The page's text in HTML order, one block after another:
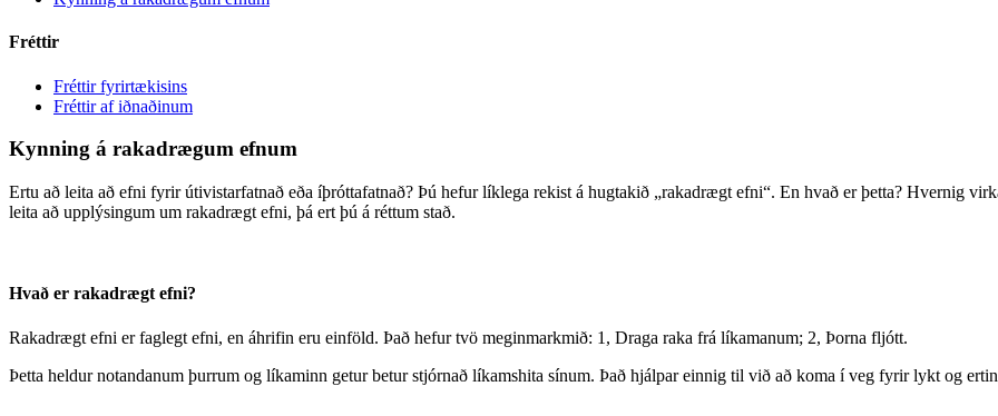
Fréttir
Fréttir fyrirtækisins
Fréttir af iðnaðinum
Kynning á rakadrægum efnum
Ertu að leita að efni fyrir útivistarfatnað eða íþróttafatnað? Þú hefur líklega rekist á hugtakið „rakadrægt efni“. En hvað er þetta? Hvernig
leita að upplýsingum um rakadrægt efni, þá ert þú á réttum stað.
Hvað er rakadrægt efni?
Rakadrægt efni er faglegt efni, en áhrifin eru einföld. Það hefur tvö meginmarkmið: 1, Draga raka frá líkamanum; 2, Þorna fljótt.
Þetta heldur notandanum þurrum og líkaminn getur betur stjórnað líkamshita sínum. Það hjálpar einnig til við að koma í veg fyrir lykt og